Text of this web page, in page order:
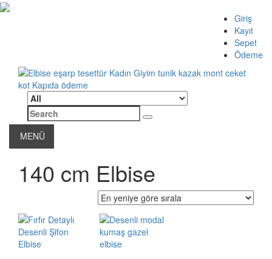
Giriş
Kayıt
Sepet
Ödeme
Elbise eşarp tesettür Kadın Giyim tunik kazak mont ceket kot
Kapıda ödeme
Kadın Giyim üzerine alışveriş sitesi
Search
for:
MENÜ
140 cm Elbise